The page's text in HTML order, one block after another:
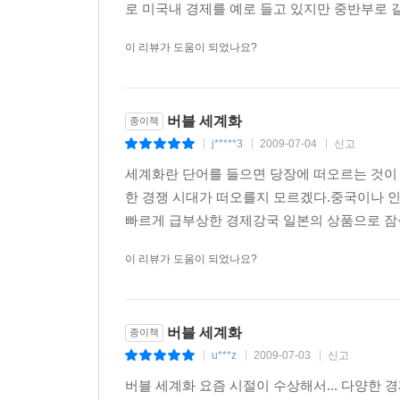
로 미국내 경제를 예로 들고 있지만 중반부로
이 리뷰가 도움이 되었나요?
종이책 버블 세계화
j*****3 2009-07-04 신고
세계화란 단어를 들으면 당장에 떠오르는 것
한 경쟁 시대가 떠오를지 모르겠다.중국이나
빠르게 급부상한 경제강국 일본의 상품으로
이 리뷰가 도움이 되었나요?
종이책 버블 세계화
u***z 2009-07-03 신고
버블 세계화 요즘 시절이 수상해서... 다양한